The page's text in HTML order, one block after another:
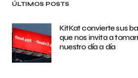
ÚLTIMOS POSTS
KitKat convierte sus
que nos invita a
nuestro día a día